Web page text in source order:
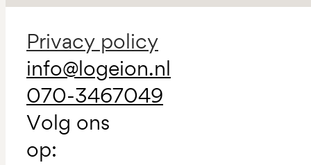
Privacy policy
info@logeion.nl
070-3467049
Volg ons
op: